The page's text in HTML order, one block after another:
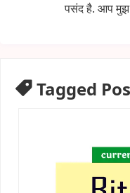
पसंद है. आप
Tagged